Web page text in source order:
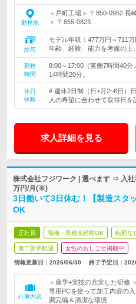
勤務地
＜戸町工場＞ 〒850-0952 長
＞ 〒855-0823…
給与
モデル年収：477万円～711
年齢、経験、能力を考慮の上
勤務
時間
8:00～17:00（実働7時間40
14時間20分。
休日
休暇
# 週休2日制（日+月2~6日）
人の希望に合わせて取得日を
求人詳細を見る
株式会社フジワーク | 選べます ⇒ 入
万円/月(※)
3日働いて3日休む！【製造ス
OK
正社員 職種・業種未経験OK 転勤な
第二新卒歓迎 女性のおしごと掲載中
情報更新日：2026/06/30 終了予定日：
仕事内容
＜座学+実技の充実した研
専用PCを使って加工内容の
調完備＆清潔な環境